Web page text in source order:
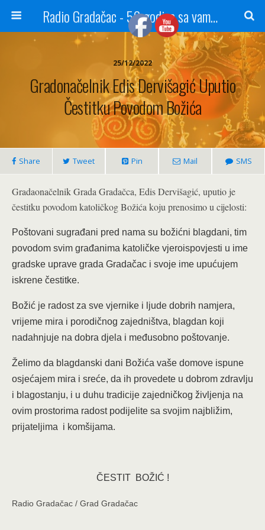
Radio Gradačac - 56 godina sa vama...
25/12/2022
Gradonačelnik Edis Dervišagić Uputio
Čestitku Povodom Božića
Share Tweet Pin Mail SMS
Gradaonačelnik Grada Gradačca, Edis Dervišagić, uputio je
čestitku povodom katoličkog Božića koju prenosimo u cijelosti:
Poštovani sugrađani pred nama su božićni blagdani, tim
povodom svim građanima katoličke vjeroispovjesti u ime
gradske uprave grada Gradačac i svoje ime upućujem
iskrene čestitke.
Božić je radost za sve vjernike i ljude dobrih namjera,
vrijeme mira i porodičnog zajedništva, blagdan koji
nadahnjuje na dobra djela i međusobno poštovanje.
Želimo da blagdanski dani Božića vaše domove ispune
osjećajem mira i sreće, da ih provedete u dobrom zdravlju
i blagostanju, i u duhu tradicije zajedničkog življenja na
ovim prostorima radost podijelite sa svojim najbližim,
prijateljima i komšijama.
ČESTIT BOŽIĆ !
Radio Gradačac / Grad Gradačac